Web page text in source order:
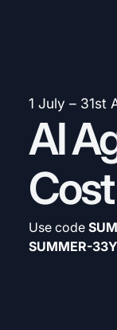
1 July – 31st
AI
Cost
Use code
SUMMER-33Y